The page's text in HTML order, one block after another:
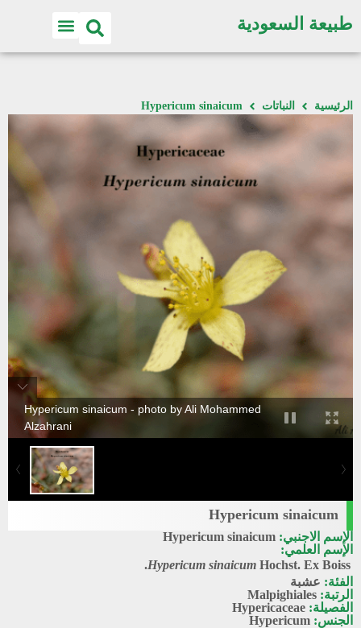
طبيعة السعودية
الرئيسية النباتات Hypericum sinaicum
Hypericum sinaicum - photo by Ali Mohammed
Alzahrani
Hypericum sinaicum
الإسم الاجنبي: Hypericum sinaicum
الإسم العلمي:
Hypericum sinaicum Hochst. Ex Boiss.
الفئة: عشبة
الرتبة: Malpighiales
الفصيلة: Hypericaceae
الجنس: Hypericum